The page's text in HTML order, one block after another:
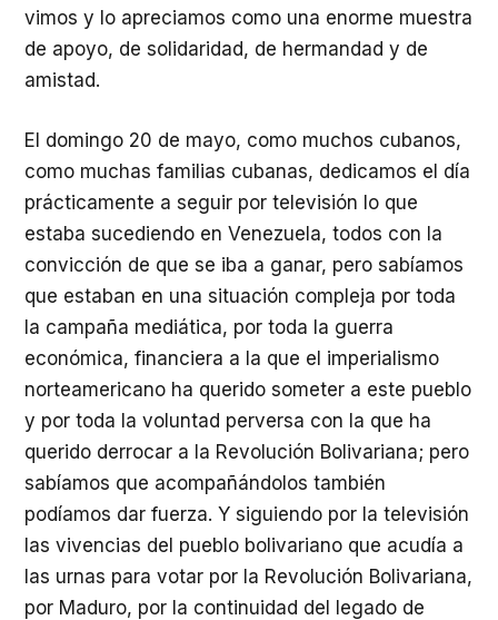
vimos y lo apreciamos como una enorme muestra
de apoyo, de solidaridad, de hermandad y de
amistad.
El domingo 20 de mayo, como muchos cubanos,
como muchas familias cubanas, dedicamos el día
prácticamente a seguir por televisión lo que
estaba sucediendo en Venezuela, todos con la
convicción de que se iba a ganar, pero sabíamos
que estaban en una situación compleja por toda
la campaña mediática, por toda la guerra
económica, financiera a la que el imperialismo
norteamericano ha querido someter a este pueblo
y por toda la voluntad perversa con la que ha
querido derrocar a la Revolución Bolivariana; pero
sabíamos que acompañándolos también
podíamos dar fuerza. Y siguiendo por la televisión
las vivencias del pueblo bolivariano que acudía a
las urnas para votar por la Revolución Bolivariana,
por Maduro, por la continuidad del legado de